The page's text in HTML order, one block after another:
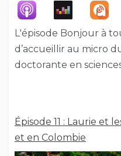
L'épisode Bonjour à
d’accueillir au micro
doctorante en
Épisode 11 : Laurie et
et en Colombie